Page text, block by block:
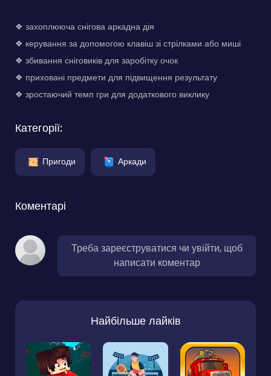
❖ захоплююча снігова аркадна дія
❖ керування за допомогою клавіш зі стрілками або миші
❖ збивання сніговиків для заробітку очок
❖ приховані предмети для підвищення результату
❖ зростаючий темп гри для додаткового виклику
Категорії:
Пригоди Аркади
Коментарі
Треба зареєструватися чи увійти, щоб
написати коментар
Найбільше лайків